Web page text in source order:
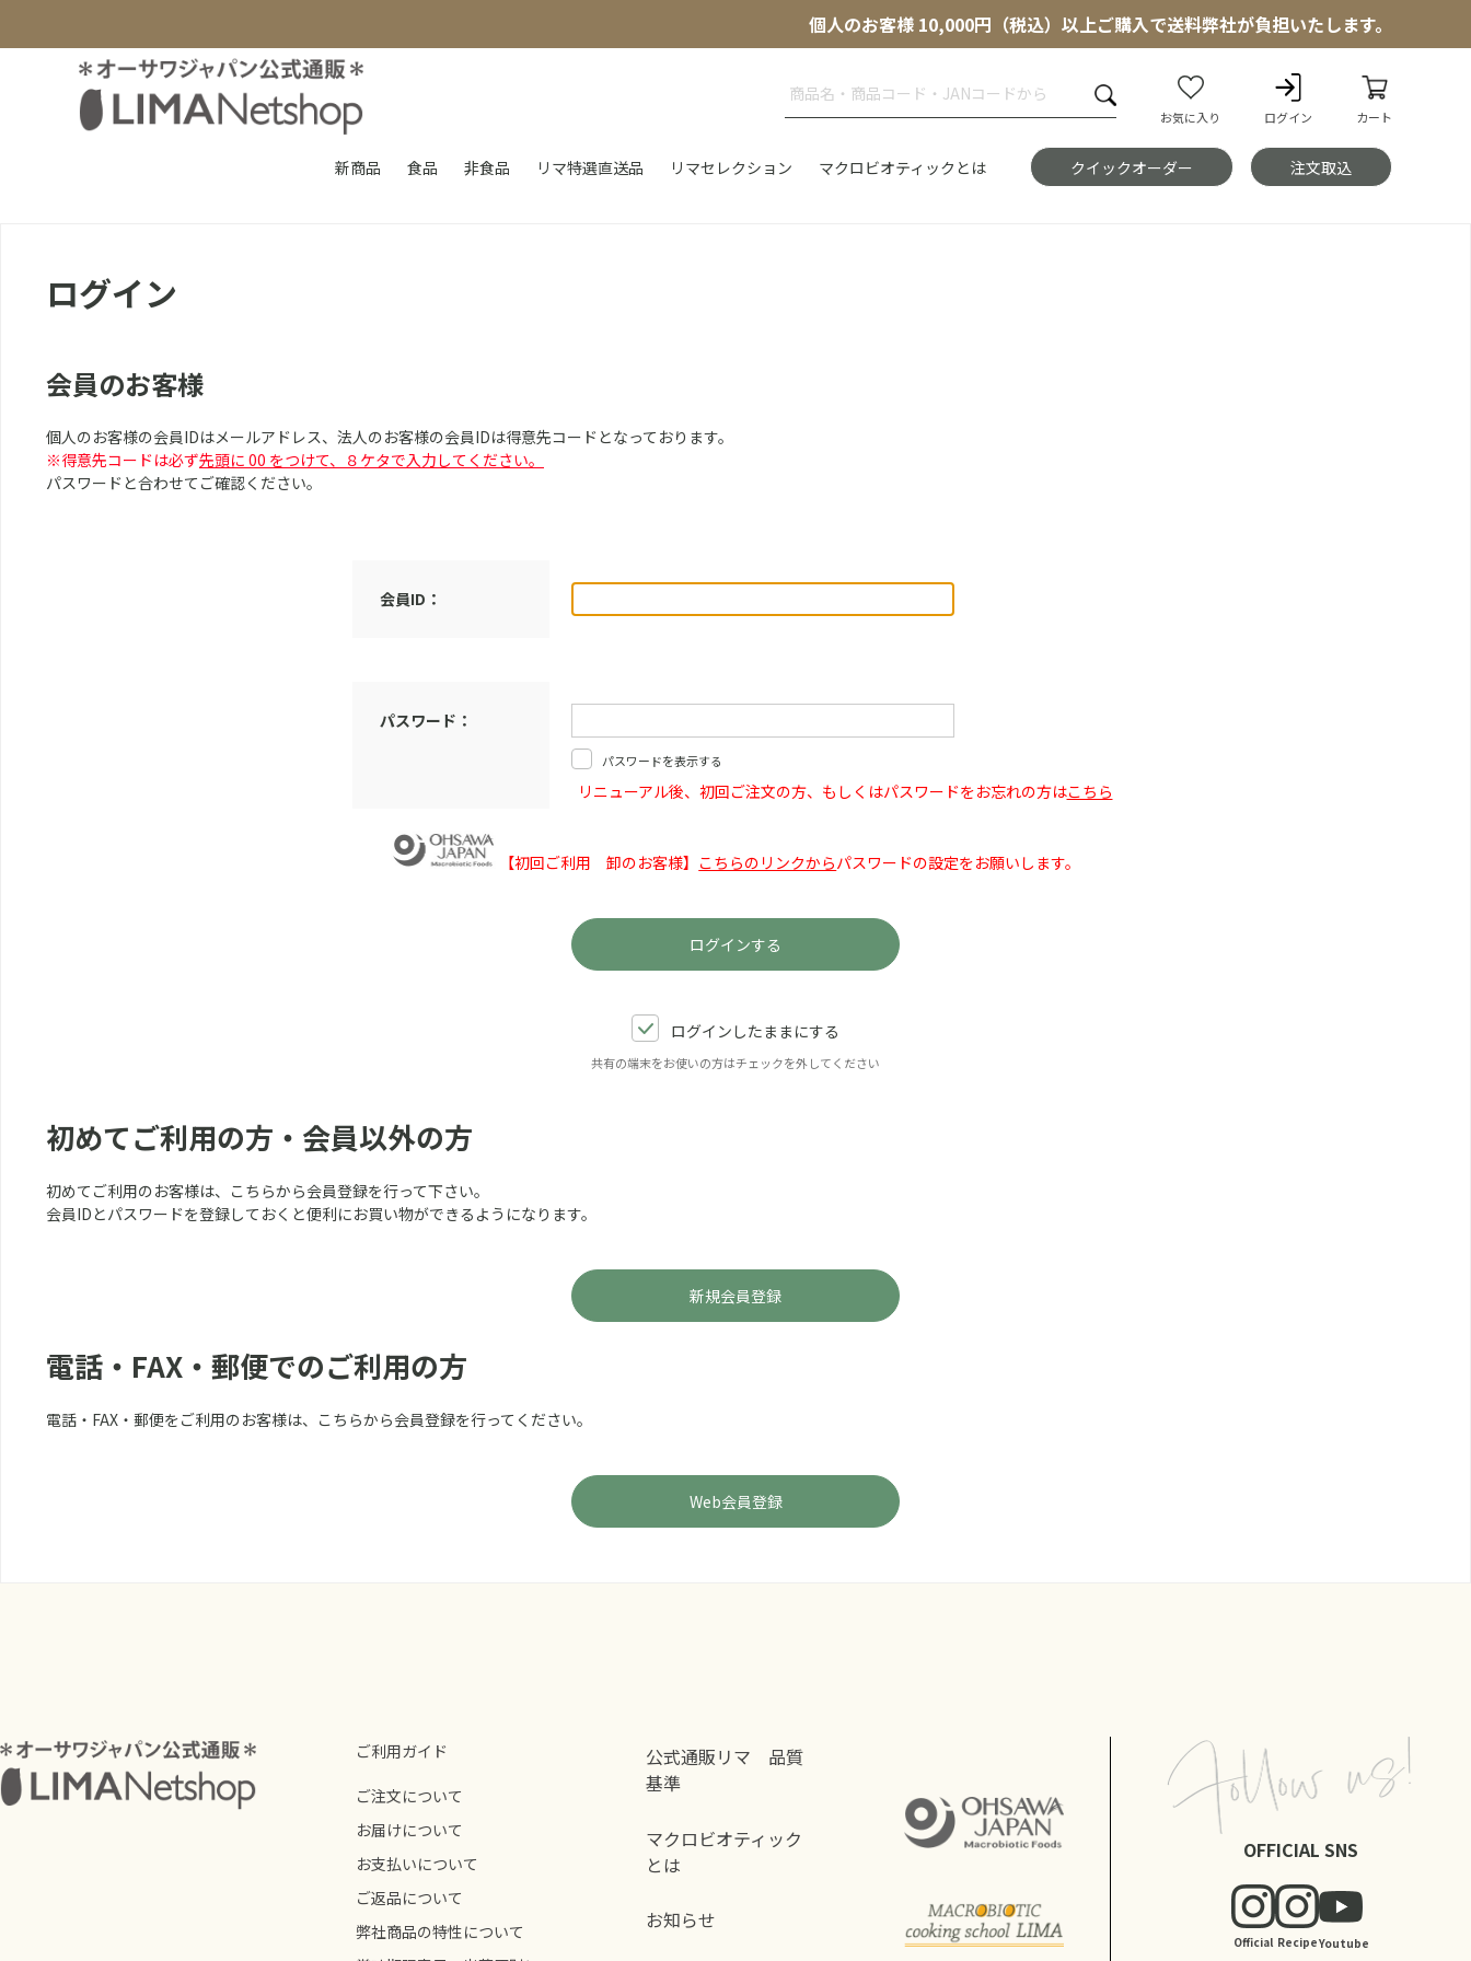
個人のお客様 10,000円（税込）以上ご購入で送料弊社が負担いたします。
お気に入り ログイン カート
新商品 食品 非食品 リマ特選直送品 リマセレクション マクロビオティックとは クイックオーダー 注文取込
ログイン
会員のお客様
個人のお客様の会員IDはメールアドレス、法人のお客様の会員IDは得意先コードとなっております。
※得意先コードは必ず先頭に 00 をつけて、８ケタで入力してください。
パスワードと合わせてご確認ください。
会員ID：
パスワード：
パスワードを表示する
リニューアル後、初回ご注文の方、もしくはパスワードをお忘れの方はこちら
【初回ご利用 卸のお客様】 こちらのリンクからパスワードの設定をお願いします。
ログインしたままにする
共有の端末をお使いの方はチェックを外してください
初めてご利用の方・会員以外の方
初めてご利用のお客様は、こちらから会員登録を行って下さい。
会員IDとパスワードを登録しておくと便利にお買い物ができるようになります。
電話・FAX・郵便でのご利用の方
電話・FAX・郵便をご利用のお客様は、こちらから会員登録を行ってください。
ご利用ガイド
ご注文について
お届けについて
お支払いについて
ご返品について
弊社商品の特性について
公式通販リマ 品質
基準
マクロビオティック
とは
お知らせ
OFFICIAL SNS
Official RecipeYoutube